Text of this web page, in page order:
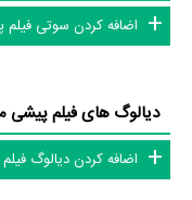
توکلی انجام داده است.
اطلاعات فیلم پیشی میشی
اضافه کردن سوتی
دیالوگ های فیلم پیشی میشی
اضافه کردن دیالوگ